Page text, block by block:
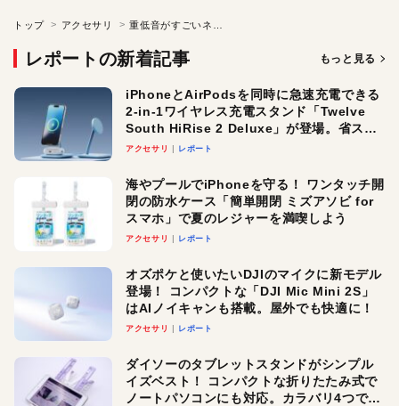
トップ アクセサリ
レポートの新着記事 もっと見る
iPhoneとAirPodsを同時に急速充電できる
2-in-1ワイヤレス充電スタンド「Twelve
South HiRise 2 Deluxe」が登場。省スペ
ースでおしゃれに充電したい人にオスス
アクセサリ レポート
海やプールでiPhoneを守る！ ワンタッチ開
閉の防水ケース「簡単開閉 ミズアソビ for
スマホ」で夏のレジャーを満喫しよう
アクセサリ レポート
オズポケと使いたいDJIのマイクに新モデル
登場！ コンパクトな「DJI Mic Mini 2S」
はAIノイキャンも搭載。屋外でも快適に！
アクセサリ レポート
ダイソーのタブレットスタンドがシンプル
イズベスト！ コンパクトな折りたたみ式で
ノートパソコンにも対応。カラバリ4つで選